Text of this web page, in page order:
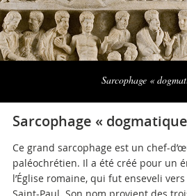
Sarcophage «
Naviga
Sarcophage «
Ce grand sarcophage est un chef-
paléochrétien. Il a été créé pour un
l’Église romaine, qui fut enseveli